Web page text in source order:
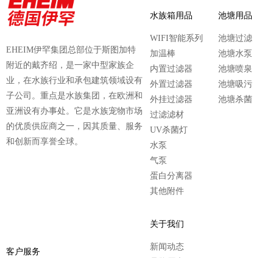
EHEIM伊罕集团总部位于斯图加特
附近的戴齐绍，是一家中型家族企
业，在水族行业和承包建筑领域设有
子公司。重点是水族集团，在欧洲和
亚洲设有办事处。它是水族宠物市场
的优质供应商之一，因其质量、服务
和创新而享誉全球。
水族箱用品
WIFI智能系列
加温棒
内置过滤器
外置过滤器
外挂过滤器
过滤滤材
UV杀菌灯
水泵
气泵
蛋白分离器
其他附件
池塘用品
池塘过滤
池塘水泵
池塘喷泉
池塘吸污
池塘杀菌
客户服务
关于我们
新闻动态